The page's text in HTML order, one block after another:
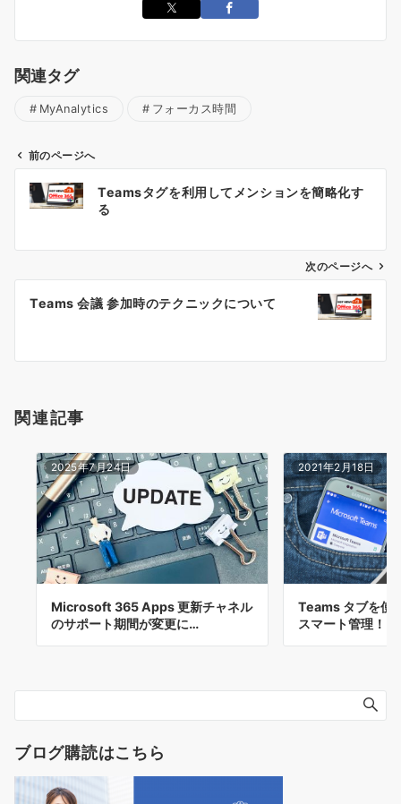
関連タグ
MyAnalytics フォーカス時間
ビ
ン
前のページへ
Teamsタグを利用してメンションを簡略化す
る
次のページへ
Teams 会議 参加時のテクニックについて
関連記事
2025年7月24日
Microsoft 365 Apps 更新チャネル
のサポート期間が変更に…
2021年2月18日
Teams タブを使
スマート管理！
ブログ購読はこちら